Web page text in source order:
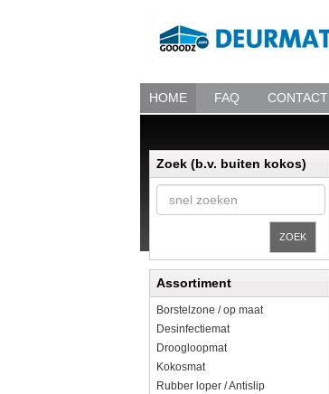
HOME FAQ CONTACT
Zoek (b.v. buiten kokos)
ZOEK
Assortiment
Borstelzone / op maat
Desinfectiemat
Droogloopmat
Kokosmat
Rubber loper / Antislip